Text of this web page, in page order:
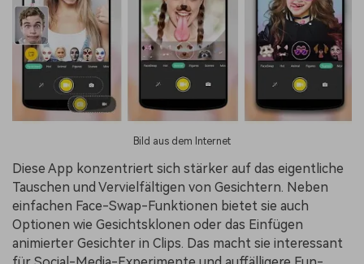
Bild aus dem Internet
Diese App konzentriert sich stärker auf das eigentliche
Tauschen und Vervielfältigen von Gesichtern. Neben
einfachen Face-Swap-Funktionen bietet sie auch
Optionen wie Gesichtsklonen oder das Einfügen
animierter Gesichter in Clips. Das macht sie interessant